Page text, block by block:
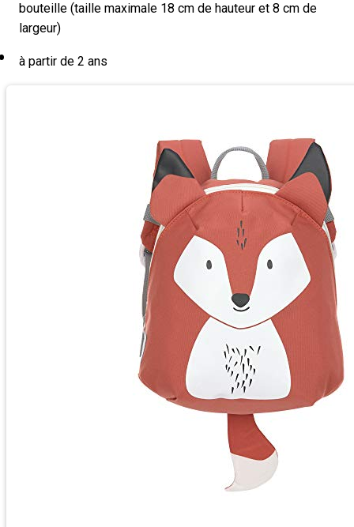
bouteille (taille maximale 18 cm de hauteur et 8 cm de
largeur)
à partir de 2 ans